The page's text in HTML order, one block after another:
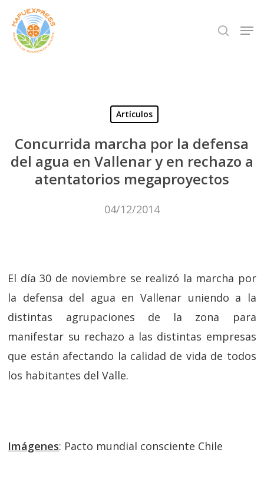
Skip
main
search
Artículos
Concurrida marcha por la defensa
del agua en Vallenar y en rechazo a
atentatorios megaproyectos
04/12/2014
El día 30 de noviembre se realizó la marcha por
la defensa del agua en Vallenar uniendo a la
distintas agrupaciones de la zona para
manifestar su rechazo a las distintas empresas
que están afectando la calidad de vida de todos
los habitantes del Valle.
Imágenes: Pacto mundial consciente Chile
Close